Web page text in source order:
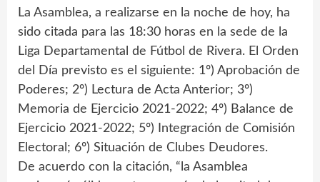
La Asamblea, a realizarse en la noche de hoy, ha
sido citada para las 18:30 horas en la sede de la
Liga Departamental de Fútbol de Rivera. El Orden
del Día previsto es el siguiente: 1º) Aprobación de
Poderes; 2º) Lectura de Acta Anterior; 3º)
Memoria de Ejercicio 2021-2022; 4º) Balance de
Ejercicio 2021-2022; 5º) Integración de Comisión
Electoral; 6º) Situación de Clubes Deudores.
De acuerdo con la citación, “la Asamblea